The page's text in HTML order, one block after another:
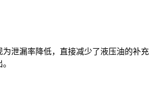
泄漏率降低，直接减少了液压油的补